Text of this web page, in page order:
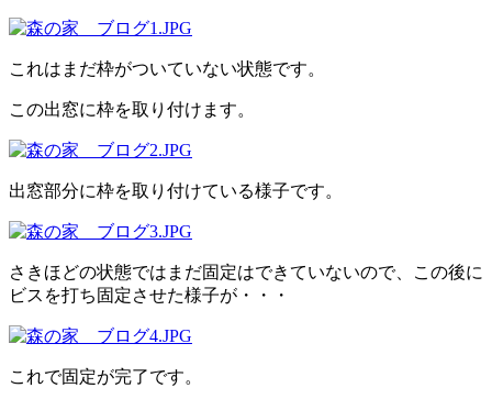
これはまだ枠がついていない状態です。
この出窓に枠を取り付けます。
出窓部分に枠を取り付けている様子です。
さきほどの状態ではまだ固定はできていないので、この後に
ビスを打ち固定させた様子が・・・
これで固定が完了です。